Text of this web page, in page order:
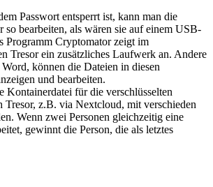
Passwort entsperrt ist, kann man die
so bearbeiten, als wären sie auf einem USB-
Programm Cryptomator zeigt im
Tresor ein zusätzliches Laufwerk an. Andere
können die Dateien in diesen
und bearbeiten.
Kontainerdatei für die verschlüsselten
Tresor, z.B. via Nextcloud, mit verschieden
Wenn zwei Personen gleichzeitig eine
gewinnt die Person, die als letztes